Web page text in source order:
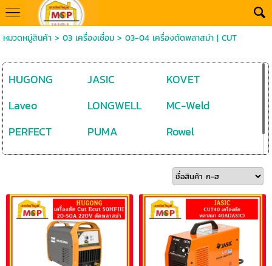
หมวดหมู่สินค้า> 03 เครื่องเชื่อม> 03-04 เครื่องตัดพลาสม่า | CUT
HUGONG JASIC
KOVET
Laveo
LONGWELL
MC-Weld
PERFECT
PUMA
Rowel
WELPRO